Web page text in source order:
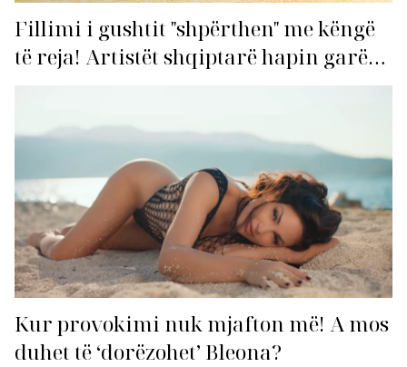
Fillimi i gushtit "shpërthen" me këngë
të reja! Artistët shqiptarë hapin garën
Kur provokimi nuk mjafton më! A mos
duhet të ‘dorëzohet’ Bleona?